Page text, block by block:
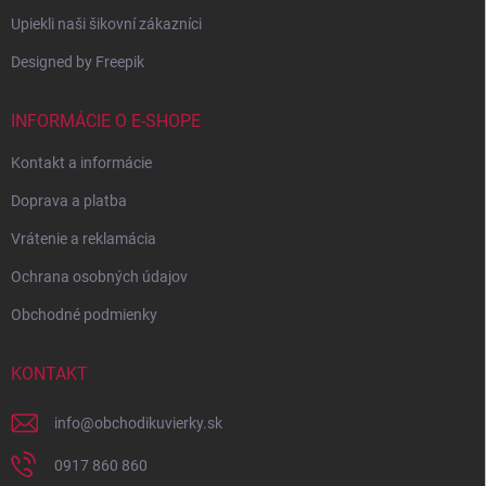
Upiekli naši šikovní zákazníci
Designed by Freepik
INFORMÁCIE O E-SHOPE
Kontakt a informácie
Doprava a platba
Vrátenie a reklamácia
Ochrana osobných údajov
Obchodné podmienky
KONTAKT
info@obchodikuvierky.sk
0917 860 860